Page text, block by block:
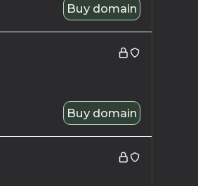
Buy domain
Buy domain